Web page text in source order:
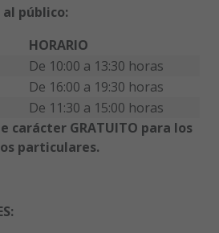
público:
HORARIO
De 10:00 a 13:30 horas
De 16:00 a 19:30 horas
De 11:30 a 15:00 horas
carácter GRATUITO para los
particulares.